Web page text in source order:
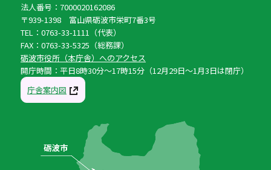
法人番号：7000020162086
〒939-1398 富山県砺波市栄町7番3号
TEL：0763-33-1111（代表）
FAX：0763-33-5325（総務課）
砺波市役所（本庁舎）へのアクセス
開庁時間：平日8時30分〜17時15分（12月29日〜1月3日は閉庁）
庁舎案内図